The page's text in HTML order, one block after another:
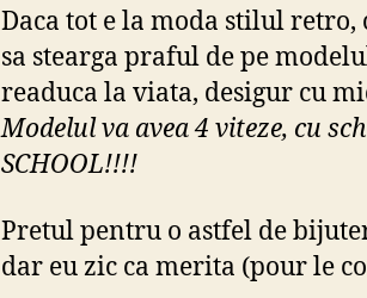
Daca tot e la moda stilul retro,
sa stearga praful de pe
readuca la viata, desigur cu
Modelul va avea 4 viteze, cu
SCHOOL!!!!
Pretul pentru o astfel de
dar eu zic ca merita (pour le